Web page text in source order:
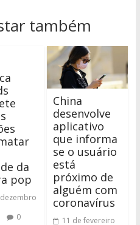
também
da
pop
0
China
desenvolve
aplicativo
que informa
se o usuário
está
próximo de
alguém com
coronavírus
11 de fevereiro